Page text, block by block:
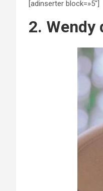
[adinserter block=»5″]
2. Wendy